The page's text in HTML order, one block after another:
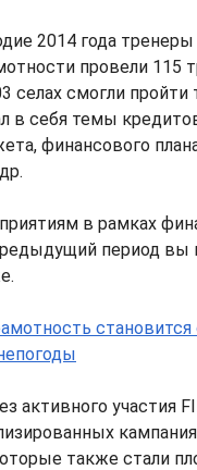
2014 года тренеры
провели 115
селах смогли пройти
в себя темы
финансового
в рамках
период вы
активного участия
также стали